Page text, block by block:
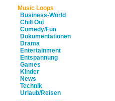
Music Loops
Business-World
Chill Out
Comedy/Fun
Dokumentationen
Drama
Entertainment
Entspannung
Games
Kinder
News
Technik
Urlaub/Reisen